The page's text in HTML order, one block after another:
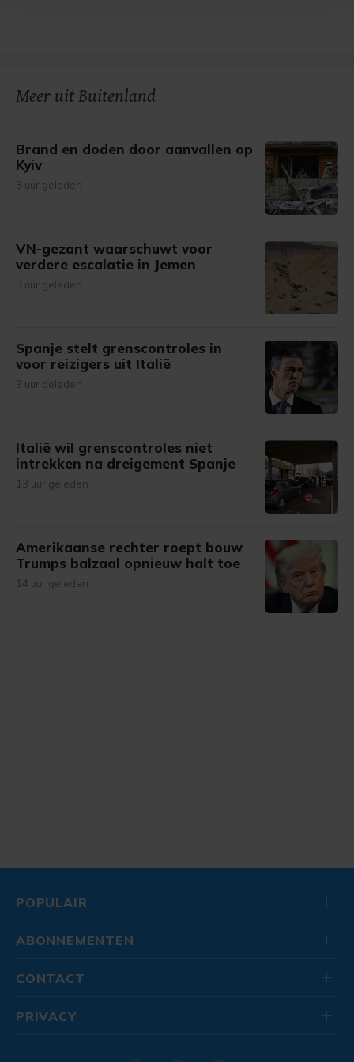
Meer uit Buitenland
Brand en doden door aanvallen op
Kyiv
3 uur geleden
VN-gezant waarschuwt voor
verdere escalatie in Jemen
3 uur geleden
Spanje stelt grenscontroles in
voor reizigers uit Italië
9 uur geleden
Italië wil grenscontroles niet
intrekken na dreigement Spanje
13 uur geleden
Amerikaanse rechter roept bouw
Trumps balzaal opnieuw halt toe
14 uur geleden
POPULAIR
ABONNEMENTEN
CONTACT
PRIVACY